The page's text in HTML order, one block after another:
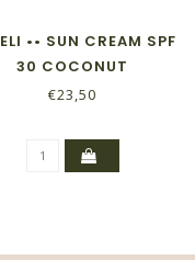
•• SUN CREAM SPF
30 COCONUT
€23,50